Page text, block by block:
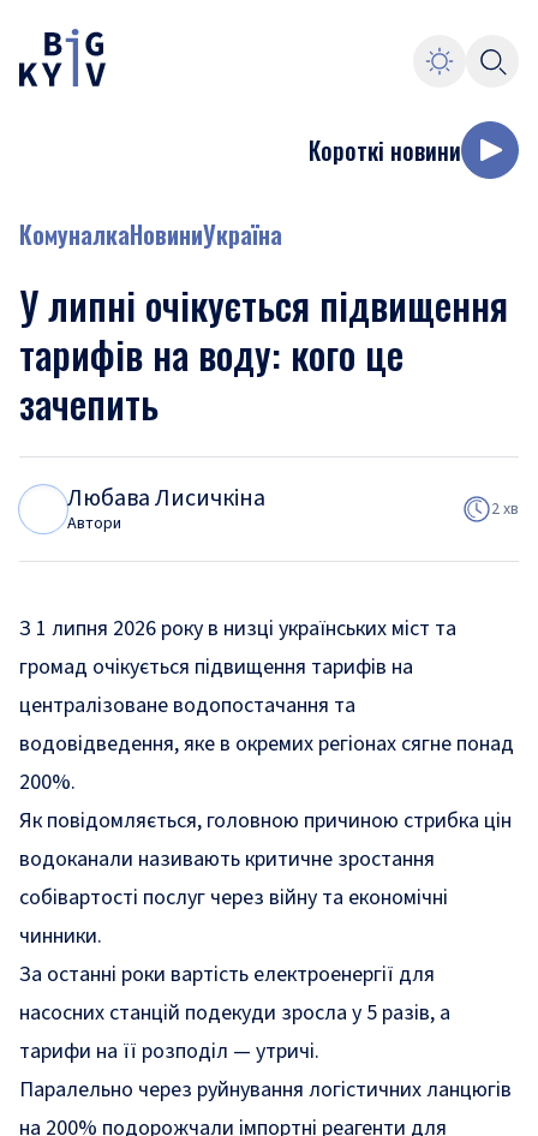
Короткі новини
КомуналкаНовиниУкраїна
У липні очікується підвищення
тарифів на воду: кого це
зачепить
Любава Лисичкіна
Автори
2 хв
З 1 липня 2026 року в низці українських міст та
громад очікується підвищення тарифів на
централізоване водопостачання та
водовідведення, яке в окремих регіонах сягне понад
200%.
Як повідомляється, головною причиною стрибка цін
водоканали називають критичне зростання
собівартості послуг через війну та економічні
чинники.
За останні роки вартість електроенергії для
насосних станцій подекуди зросла у 5 разів, а
тарифи на її розподіл — утричі.
Паралельно через руйнування логістичних ланцюгів
на 200% подорожчали імпортні реагенти для